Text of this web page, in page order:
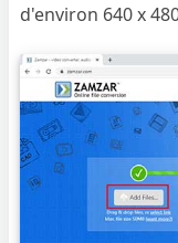
d'environ 640 x